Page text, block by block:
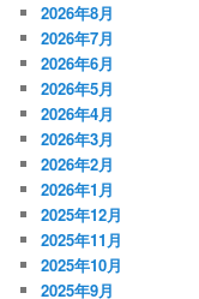
2026年8月
2026年7月
2026年6月
2026年5月
2026年4月
2026年3月
2026年2月
2026年1月
2025年12月
2025年11月
2025年10月
2025年9月